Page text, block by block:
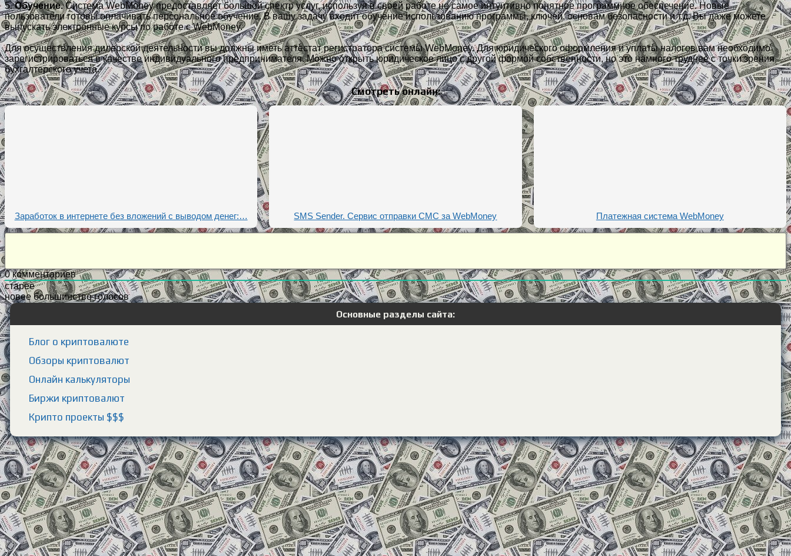
5.Обучение.Система WebMoney предоставляет большой спектр услуг, используя в своей работе не самое интуитивно понятное программное обеспечение. Новые
пользователи готовы оплачивать персональное обучение. В вашу задачу входит обучение использованию программы, ключей, основам безопасности и т.д. Вы даже можете
выпускать электронные курсы по работе с WebMoney.
Для осуществления дилерской деятельности вы должны иметь аттестат регистратора системы WebMoney. Для юридического оформления и уплаты налогов вам необходимо
зарегистрироваться в качестве индивидуального предпринимателя. Можно открыть юридическое лицо с другой формой собственности, но это намного труднее с точки зрения
бухгалтерского учета.
Смотреть онлайн:
Заработок в интернете без вложений с выводом денег:… SMS Sender. Сервис отправки СМС за WebMoney Платежная система WebMoney
0комментариев
старее
новее большинство голосов
Основные разделы сайта:
Блог о криптовалюте
Обзоры криптовалют
Онлайн калькуляторы
Биржи криптовалют
Крипто проекты $$$